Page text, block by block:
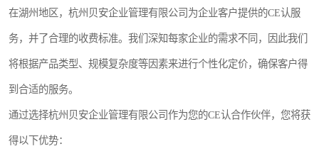
在湖州地区，杭州贝安企业管理有限公司为企业客户提供的CE认服
务，并了合理的收费标准。我们深知每家企业的需求不同，因此我们
将根据产品类型、规模复杂度等因素来进行个性化定价，确保客户得
到合适的服务。
通过选择杭州贝安企业管理有限公司作为您的CE认合作伙伴，您将获
得以下优势：